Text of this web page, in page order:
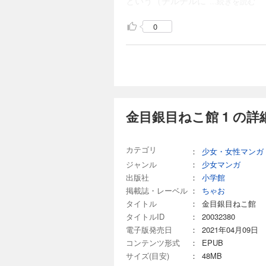
0
金目銀目ねこ館 1 の詳
カテゴリ ：
少女・女性マンガ
ジャンル
：
少女マンガ
出版社
：
小学館
掲載誌・レーベル ：
ちゃお
タイトル
：
金目銀目ねこ館
タイトルID
：
20032380
電子版発売日
：
2021年04月09日
コンテンツ形式
：
EPUB
サイズ(目安)
： 48MB